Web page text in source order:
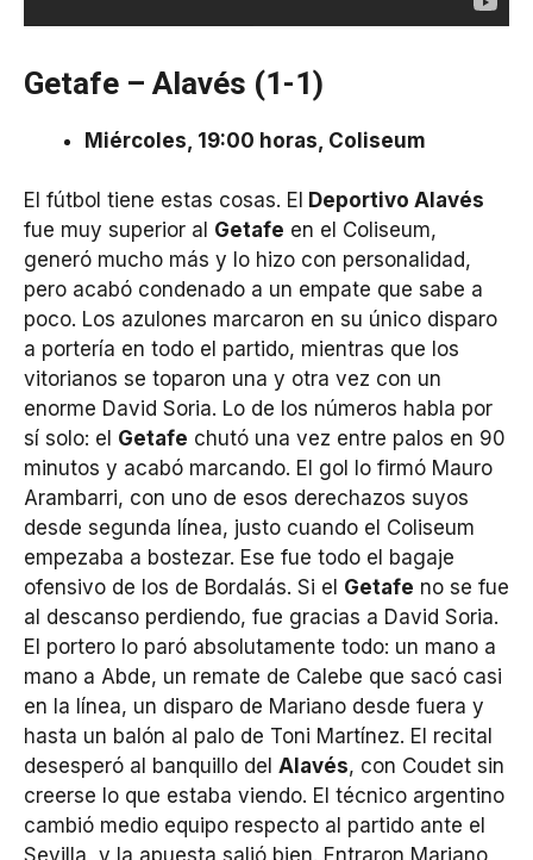
Getafe – Alavés (1-1)
Miércoles, 19:00 horas, Coliseum
El fútbol tiene estas cosas. El Deportivo Alavés
fue muy superior al Getafe en el Coliseum,
generó mucho más y lo hizo con personalidad,
pero acabó condenado a un empate que sabe a
poco. Los azulones marcaron en su único disparo
a portería en todo el partido, mientras que los
vitorianos se toparon una y otra vez con un
enorme David Soria. Lo de los números habla por
sí solo: el Getafe chutó una vez entre palos en 90
minutos y acabó marcando. El gol lo firmó Mauro
Arambarri, con uno de esos derechazos suyos
desde segunda línea, justo cuando el Coliseum
empezaba a bostezar. Ese fue todo el bagaje
ofensivo de los de Bordalás. Si el Getafe no se fue
al descanso perdiendo, fue gracias a David Soria.
El portero lo paró absolutamente todo: un mano a
mano a Abde, un remate de Calebe que sacó casi
en la línea, un disparo de Mariano desde fuera y
hasta un balón al palo de Toni Martínez. El recital
desesperó al banquillo del Alavés, con Coudet sin
creerse lo que estaba viendo. El técnico argentino
cambió medio equipo respecto al partido ante el